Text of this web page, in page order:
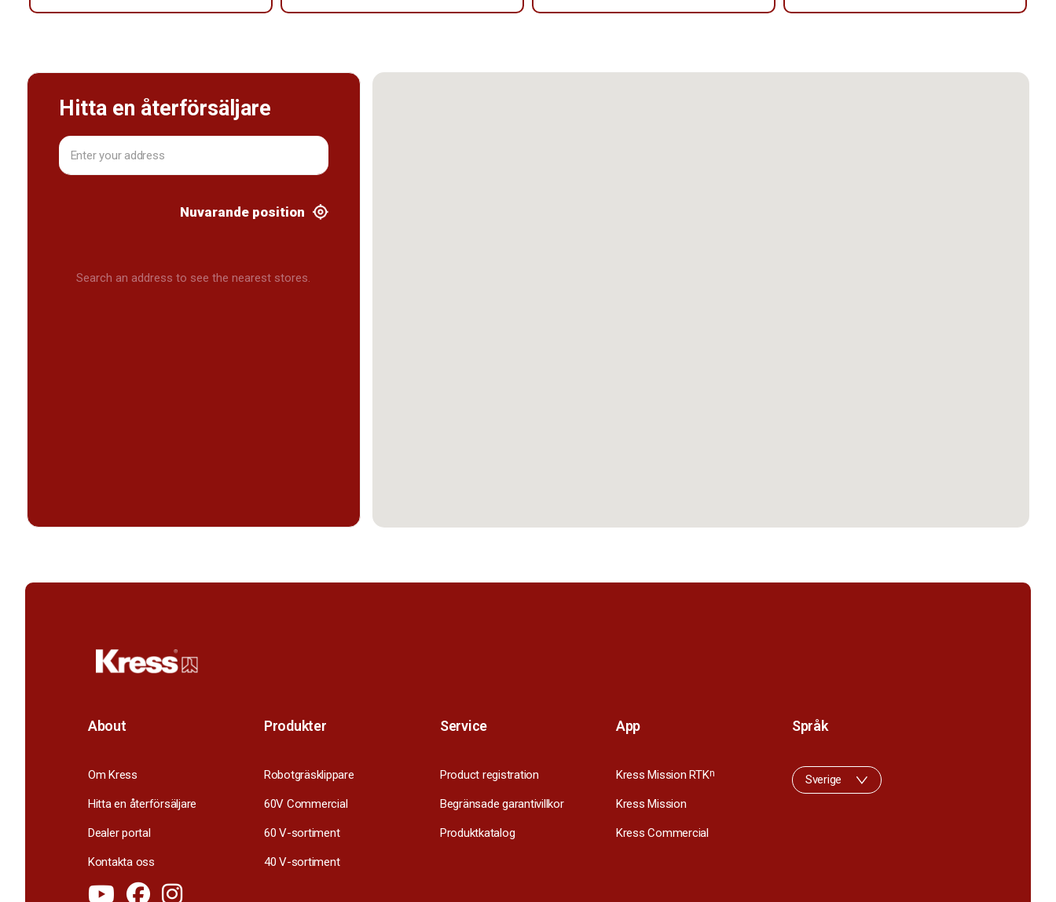
Hitta en återförsäljare
Nuvarande position
Search an address to see the nearest stores.
About
Om Kress
Hitta en återförsäljare
Dealer portal
Kontakta oss
Produkter
Robotgräsklippare
60V Commercial
60 V-sortiment
40 V-sortiment
Service
Product registration
Begränsade garantivillkor
Produktkatalog
App
Kress Mission RTKn
Kress Mission
Kress Commercial
Språk
Sverige